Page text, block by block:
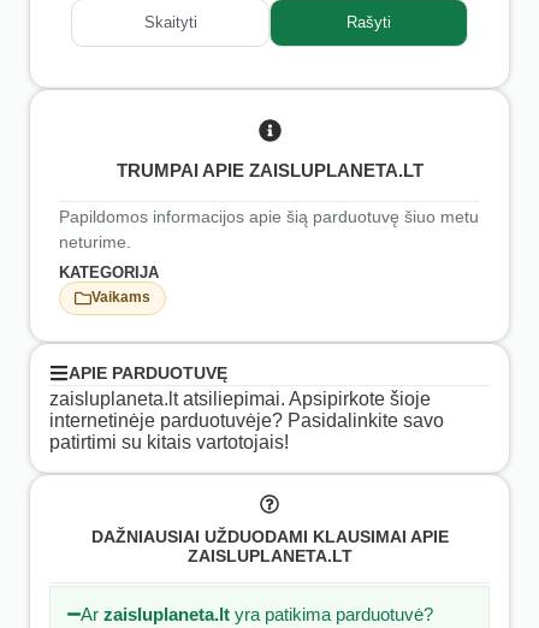
Skaityti Rašyti
TRUMPAI APIE ZAISLUPLANETA.LT
Papildomos informacijos apie šią parduotuvę šiuo metu
neturime.
KATEGORIJA
Vaikams
APIE PARDUOTUVĘ
zaisluplaneta.lt atsiliepimai. Apsipirkote šioje
internetinėje parduotuvėje? Pasidalinkite savo
patirtimi su kitais vartotojais!
DAŽNIAUSIAI UŽDUODAMI KLAUSIMAI APIE
ZAISLUPLANETA.LT
Arzaisluplaneta.lt yra patikima parduotuvė?